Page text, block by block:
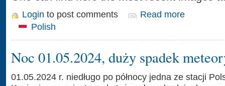
Login to post comments
Read more
Polish
Noc 01.05.2024, duży spadek
01.05.2024 r. niedługo po północy jedna ze stacji